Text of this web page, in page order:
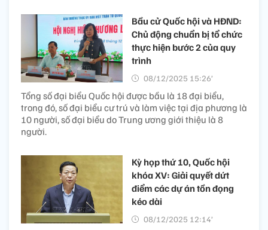
Bầu cử Quốc hội và HĐND:
Chủ động chuẩn bị tổ chức
thực hiện bước 2 của quy
trình
08/12/2025 15:26’
Tổng số đại biểu Quốc hội được bầu là 18 đại biểu,
trong đó, số đại biểu cư trú và làm việc tại địa phương là
10 người, số đại biểu do Trung ương giới thiệu là 8
người.
Kỳ họp thứ 10, Quốc hội
khóa XV: Giải quyết dứt
điểm các dự án tồn đọng
kéo dài
08/12/2025 12:14’